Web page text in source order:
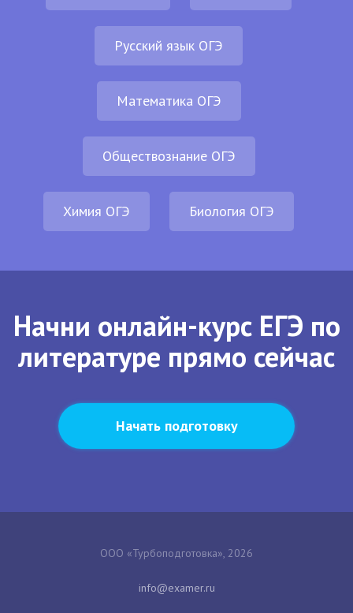
Русский язык ОГЭ
Математика ОГЭ
Обществознание ОГЭ
Химия ОГЭ Биология ОГЭ
Начни онлайн-курс ЕГЭ по
литературе прямо сейчас
Начать подготовку
ООО «Турбоподготовка», 2026